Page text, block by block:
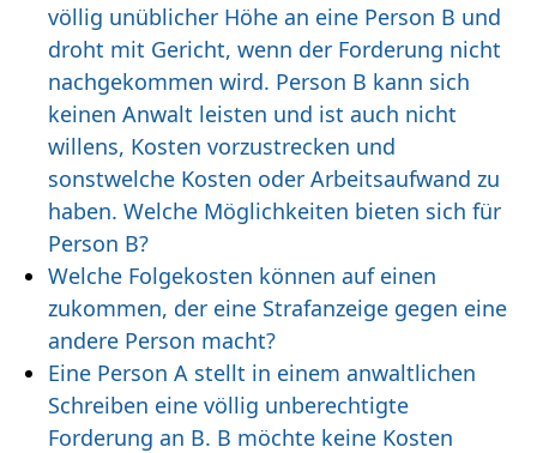
völlig unüblicher Höhe an eine Person B und
droht mit Gericht, wenn der Forderung nicht
nachgekommen wird. Person B kann sich
keinen Anwalt leisten und ist auch nicht
willens, Kosten vorzustrecken und
sonstwelche Kosten oder Arbeitsaufwand zu
haben. Welche Möglichkeiten bieten sich für
Person B?
Welche Folgekosten können auf einen
zukommen, der eine Strafanzeige gegen eine
andere Person macht?
Eine Person A stellt in einem anwaltlichen
Schreiben eine völlig unberechtigte
Forderung an B. B möchte keine Kosten